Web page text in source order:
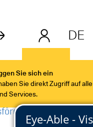
Sie sich ein
Sie direkt Zugriff auf alle
Services.
DE